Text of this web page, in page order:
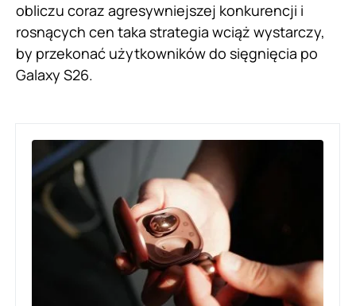
obliczu coraz agresywniejszej konkurencji i
rosnących cen taka strategia wciąż wystarczy,
by przekonać użytkowników do sięgnięcia po
Galaxy S26.